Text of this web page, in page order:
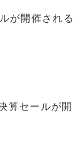
が開催される
算セールが開